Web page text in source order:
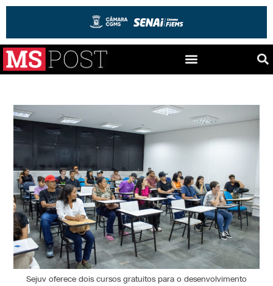
Sejuv oferece dois cursos gratuitos para o desenvolvimento